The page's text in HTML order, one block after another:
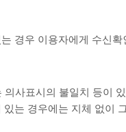
경우 이용자에게 수신
사표시의 불일치 등이
있는 경우에는 지체 없